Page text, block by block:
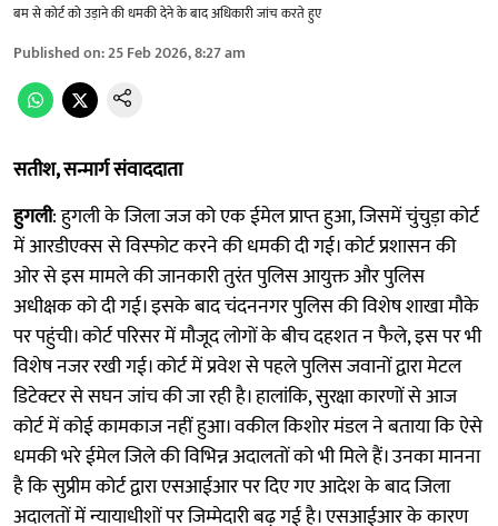
बम से कोर्ट को उड़ाने की धमकी देने के बाद अधिकारी जांच करते हुए
Published on:25 Feb 2026, 8:27 am
सतीश, सन्मार्ग संवाददाता
हुगली: हुगली के जिला जज को एक ईमेल प्राप्त हुआ, जिसमें चुंचुड़ा कोर्ट
में आरडीएक्स से विस्फोट करने की धमकी दी गई। कोर्ट प्रशासन की
ओर से इस मामले की जानकारी तुरंत पुलिस आयुक्त और पुलिस
अधीक्षक को दी गई। इसके बाद चंदननगर पुलिस की विशेष शाखा मौके
पर पहुंची। कोर्ट परिसर में मौजूद लोगों के बीच दहशत न फैले, इस पर भी
विशेष नजर रखी गई। कोर्ट में प्रवेश से पहले पुलिस जवानों द्वारा मेटल
डिटेक्टर से सघन जांच की जा रही है। हालांकि, सुरक्षा कारणों से आज
कोर्ट में कोई कामकाज नहीं हुआ। वकील किशोर मंडल ने बताया कि ऐसे
धमकी भरे ईमेल जिले की विभिन्न अदालतों को भी मिले हैं। उनका मानना
है कि सुप्रीम कोर्ट द्वारा एसआईआर पर दिए गए आदेश के बाद जिला
अदालतों में न्यायाधीशों पर जिम्मेदारी बढ़ गई है। एसआईआर के कारण